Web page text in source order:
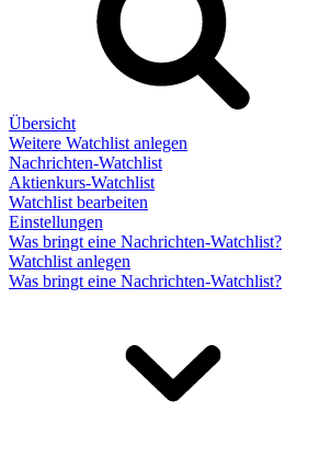
Übersicht
Weitere Watchlist anlegen
Nachrichten-Watchlist
Aktienkurs-Watchlist
Watchlist bearbeiten
Einstellungen
Was bringt eine Nachrichten-Watchlist?
Watchlist anlegen
Was bringt eine Nachrichten-Watchlist?